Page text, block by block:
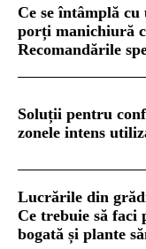
Ce se întâmplă cu
porți manichiură
Recomandările
Soluții pentru
zonele intens
Lucrările din
Ce trebuie să faci
bogată și plante